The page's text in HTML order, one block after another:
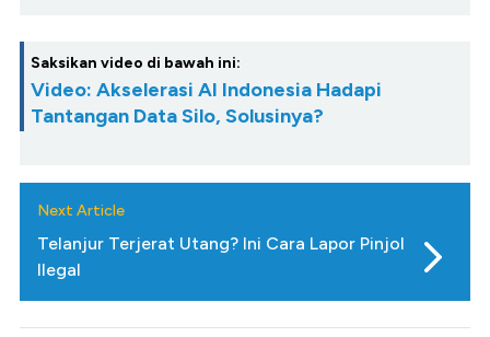
Saksikan video di bawah ini:
Video: Akselerasi AI Indonesia Hadapi
Tantangan Data Silo, Solusinya?
Next Article
Telanjur Terjerat Utang? Ini Cara Lapor Pinjol
Ilegal